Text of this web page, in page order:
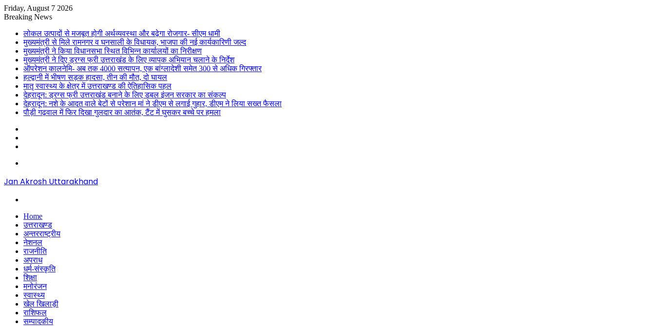
Friday, August 7 2026
Breaking News
लोकल उत्पादों से मजबूत होगी अर्थव्यवस्था और बढ़ेगा रोजगार- सीएम धामी
मुख्यमंत्री से मिले रामनगर व घनसाली के विधायक, भाजपा की नई कार्यकारिणी जल्द
मुख्यमंत्री ने किया विधानसभा स्थित विभिन्न कार्यालयों का निरीक्षण
मुख्यमंत्री ने दिए ड्रग्स फ्री उत्तराखंड के लिए व्यापक अभियान चलाने के निर्देश
ऑपरेशन कालनेमि- अब तक 4000 सत्यापन, एक बांग्लादेशी समेत 300 से अधिक गिरफ्तार
हल्द्वानी में भीषण सड़क हादसा, तीन की मौत, दो घायल
मातृ स्वास्थ्य के क्षेत्र में उत्तराखण्ड की ऐतिहासिक पहल
देहरादून: ड्रग्स फ्री उत्तराखंड बनाने के लिए डबल इंजन सरकार का संकल्प
देहरादून: नशे के आदत वाले बेटों से परेशान मां ने डीएम से लगाई गुहार, डीएम ने लिया सख्त फैसला
पौड़ी गढ़वाल में फिर दिखा गुलदार का आतंक, टैंट में घुसकर बच्चे पर हमला
Jan Akrosh Uttarakhand
Home
उत्तराखण्ड
अन्तरराष्ट्रीय
नेशनल
राजनीति
अपराध
धर्म-संस्कृति
शिक्षा
मनोरंजन
स्वास्थ्य
खेल खिलाड़ी
राशिफल
सम्पादकीय